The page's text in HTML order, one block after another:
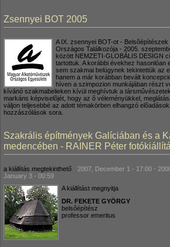
Zsennyei BOT 2005
A IX. zsennyei BOT-ot - Belsõépítészek
Országos Találkozója - 2005.
között NEMZETI-GLOBÁLIS DESIGN
tartottuk. A korábbi évekhez hasonlóan
sem szakmai belügynek tekintettük az
hanem a már korábban bevált
híven a szimpozion munkájában részt
kívánó szakmabelieken kívül meghívtuk a
markáns képviselõjét, hogy az õ véleményükkel,
váljon teljesebbé az adott témakörben elhangzó elõadások,
hozzászólások sora.
Szakrális építmények Galíciában és a
medencében - RAINER Péter
a kiállítás megtekinthető 2007, December 1 - 17:00 -
January 3 - 00:59
A kiállítást megnyitja
DR. FEKETE GYÖRGY
belsőépítész
professor emeritus